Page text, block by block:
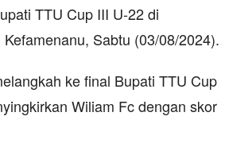
TTU Cup III U-22 di
Sabtu (03/08/2024).
ke final Bupati TTU Cup
Wiliam Fc dengan skor